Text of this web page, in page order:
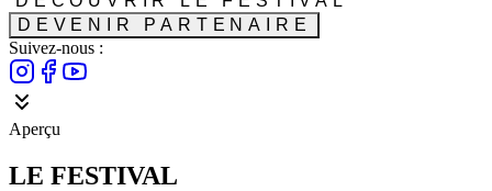
DEVENIR PARTENAIRE
Suivez-nous :
Aperçu
LE FESTIVAL